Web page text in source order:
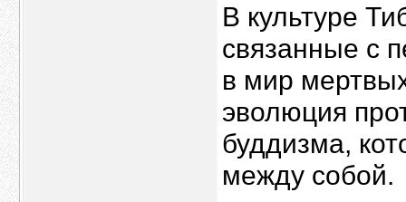
В культуре
связанные с
в мир
эволюция
буддизма,
между собой.